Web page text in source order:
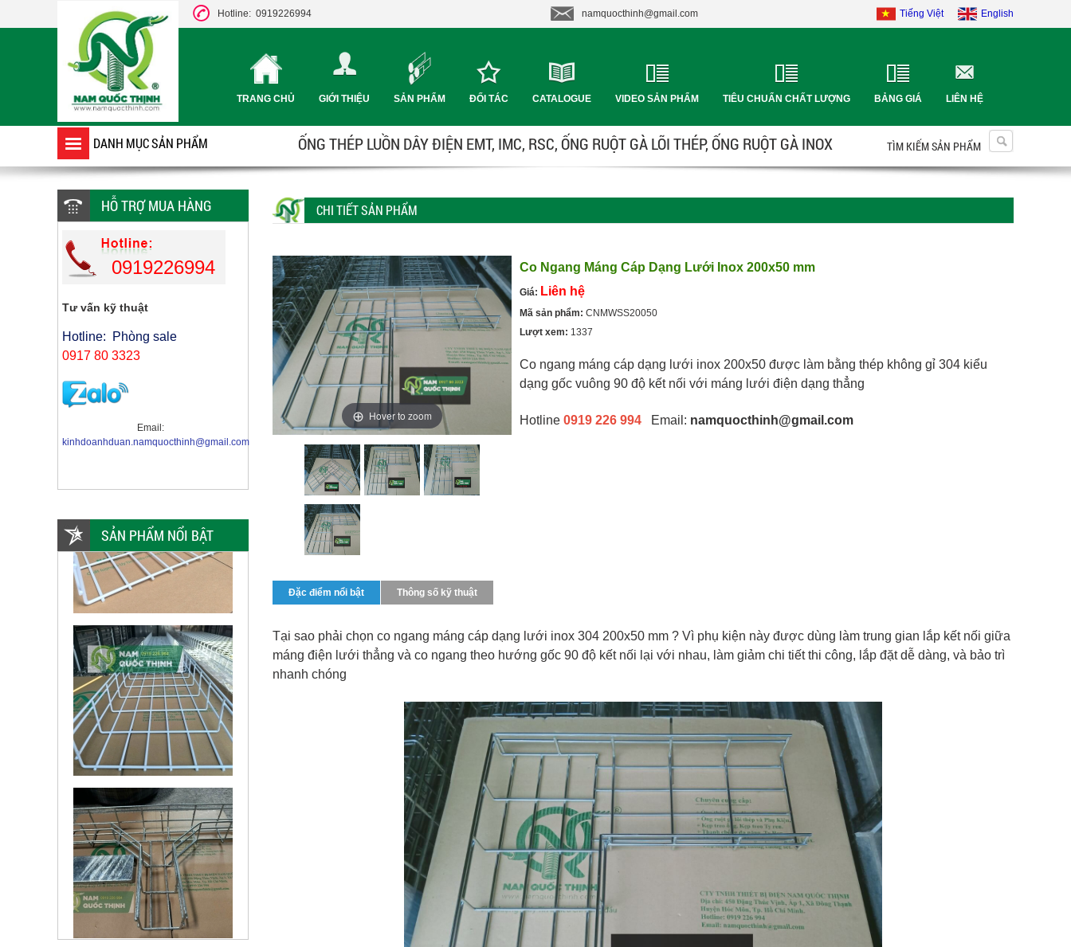
Hotline: 0919226994 namquocthinh@gmail.com Tiếng Việt English
TRANG CHỦ GIỚI THIỆU SẢN PHẨM ĐỐI TÁC CATALOGUE VIDEO SẢN PHẨM TIÊU CHUẨN CHẤT LƯỢNG BẢNG GIÁ LIÊN HỆ
DANH MỤC SẢN PHẨM ỐNG THÉP LUỒN DÂY ĐIỆN EMT, IMC, RSC, ỐNG RUỘT GÀ LÕI THÉP, ỐNG RUỘT GÀ INOX TÌM KIẾM SẢN PHẨM
HỖ TRỢ MUA HÀNG
0919226994
Tư vấn kỹ thuật
Hotline: Phòng sale
0917 80 3323
Email:
kinhdoanhduan.namquocthinh@gmail.com
SẢN PHẨM NỔI BẬT
CHI TIẾT SẢN PHẨM
Hover to zoom
Co Ngang Máng Cáp Dạng Lưới Inox 200x50 mm
Giá: Liên hệ
Mã sản phẩm: CNMWSS20050
Lượt xem: 1337
Co ngang máng cáp dạng lưới inox 200x50 được làm bằng thép không gỉ 304 kiểu
dạng gốc vuông 90 độ kết nối với máng lưới điện dạng thẳng
Hotline 0919 226 994 Email: namquocthinh@gmail.com
Đặc điểm nổi bật Thông số kỹ thuật
Tại sao phải chọn co ngang máng cáp dạng lưới inox 304 200x50 mm ? Vì phụ kiện này được dùng làm trung gian lắp kết nối giữa
máng điện lưới thẳng và co ngang theo hướng gốc 90 độ kết nối lại với nhau, làm giảm chi tiết thi công, lắp đặt dễ dàng, và bảo trì
nhanh chóng